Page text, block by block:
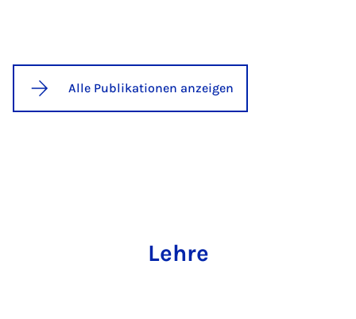
Alle Publikationen anzeigen
Lehre